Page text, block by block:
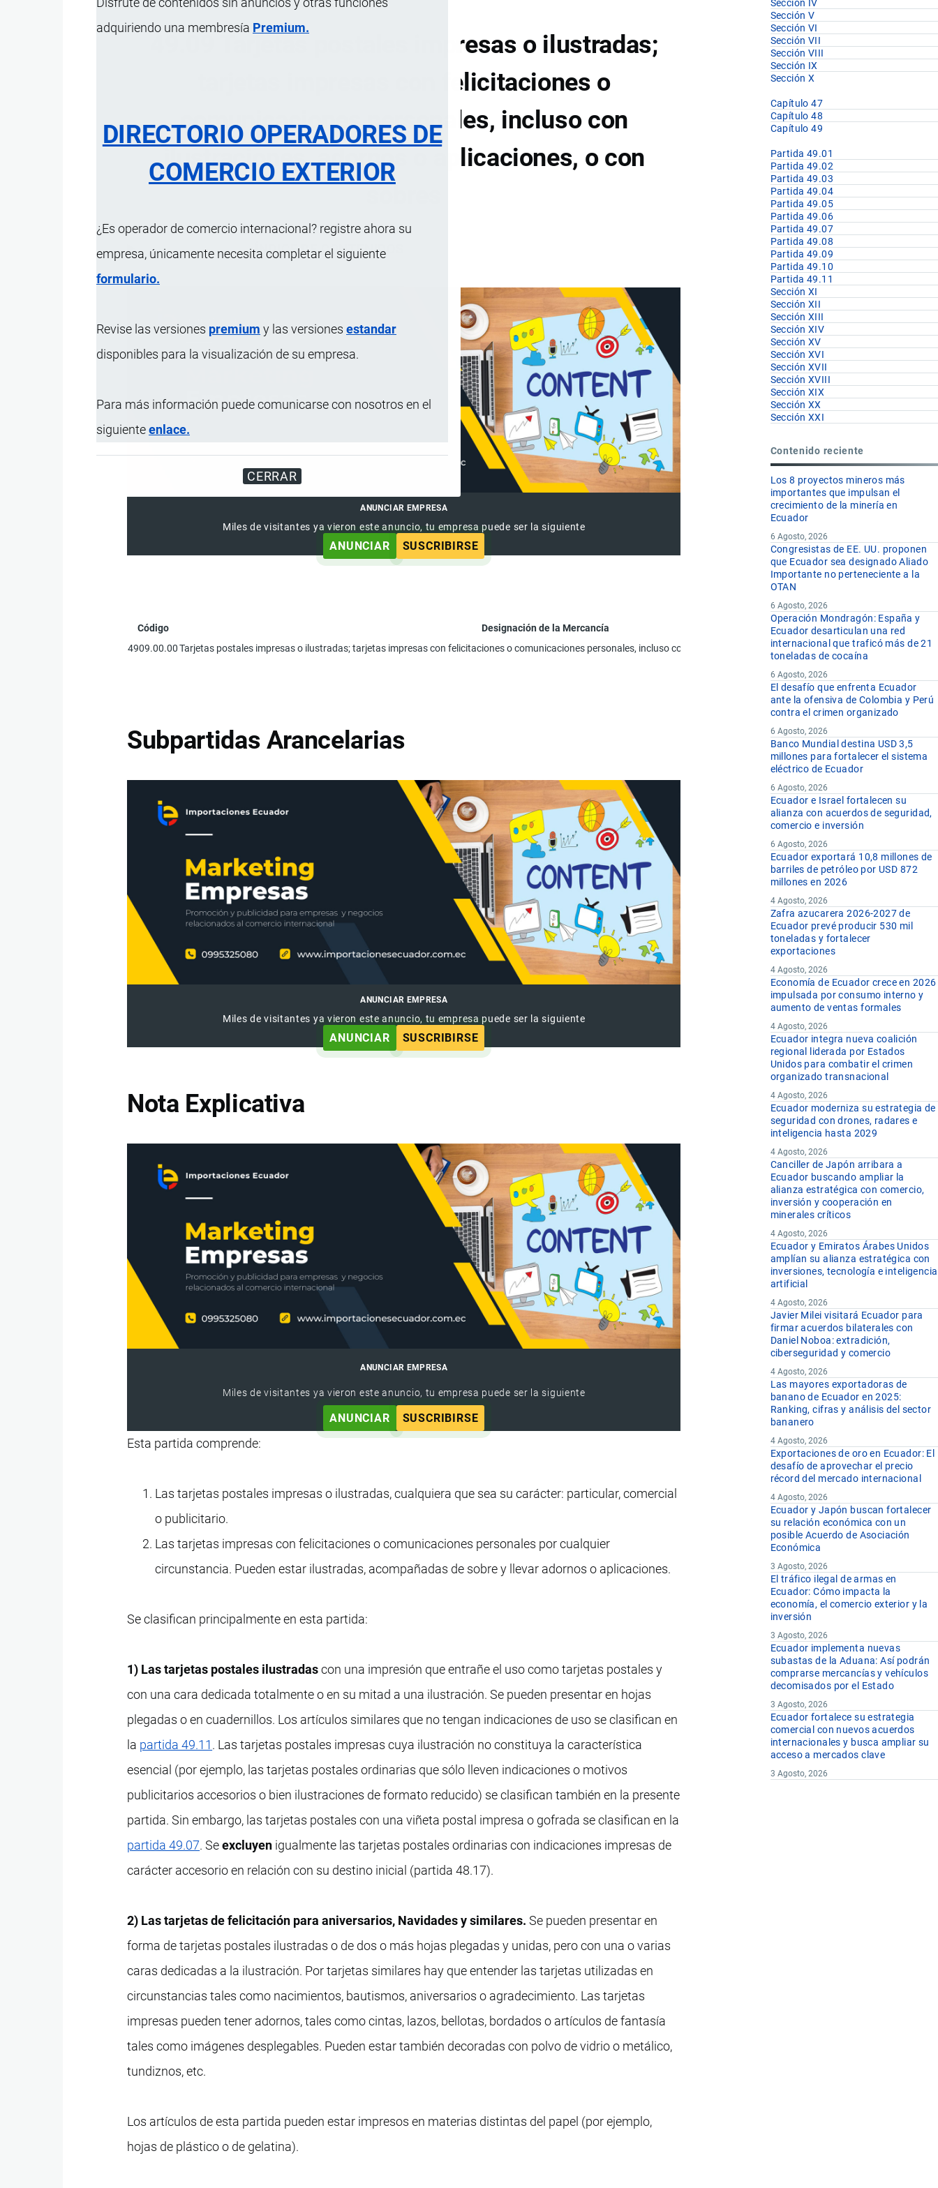
adquiriendo una membresía Premium.
DIRECTORIO OPERADORES DE
COMERCIO EXTERIOR
¿Es operador de comercio internacional? registre ahora su
empresa, únicamente necesita completar el siguiente
formulario.
Revise las versiones premium y las versiones estandar
disponibles para la visualización de su empresa.
Para más información puede comunicarse con nosotros en el
siguienteenlace.
CERRAR
49.09 Tarjetas postales impresas o ilustradas;
tarjetas impresas con felicitaciones o
comunicaciones personales, incluso con
ilustraciones, adornos o aplicaciones, o con
ÍNDICE DE CONTENIDOS
ANUNCIAR EMPRESA
Miles de visitantes ya vieron este anuncio, tu empresa puede ser la siguiente
ANUNCIAR SUSCRIBIRSE
Código Designación de la Mercancía
4909.00.00Tarjetas postales impresas o ilustradas; tarjetas impresas con felicitaciones o comunicaciones personales, incluso con ilustraciones, adornos o aplicaciones, o con sobres. u
Subpartidas Arancelarias
ANUNCIAR EMPRESA
Miles de visitantes ya vieron este anuncio, tu empresa puede ser la siguiente
ANUNCIAR SUSCRIBIRSE
Nota Explicativa
ANUNCIAR EMPRESA
Miles de visitantes ya vieron este anuncio, tu empresa puede ser la siguiente
ANUNCIAR SUSCRIBIRSE
Esta partida comprende:
Las tarjetas postales impresas o ilustradas, cualquiera que sea su carácter: particular, comercial
o publicitario.
Las tarjetas impresas con felicitaciones o comunicaciones personales por cualquier
circunstancia. Pueden estar ilustradas, acompañadas de sobre y llevar adornos o aplicaciones.
Se clasifican principalmente en esta partida:
1) Las tarjetas postales ilustradascon una impresión que entrañe el uso como tarjetas postales y
con una cara dedicada totalmente o en su mitad a una ilustración. Se pueden presentar en hojas
plegadas o en cuadernillos. Los artículos similares que no tengan indicaciones de uso se clasifican en
la partida 49.11. Las tarjetas postales impresas cuya ilustración no constituya la característica
esencial (por ejemplo, las tarjetas postales ordinarias que sólo lleven indicaciones o motivos
publicitarios accesorios o bien ilustraciones de formato reducido) se clasifican también en la presente
partida. Sin embargo, las tarjetas postales con una viñeta postal impresa o gofrada se clasifican en la
partida 49.07. Seexcluyen igualmente las tarjetas postales ordinarias con indicaciones impresas de
carácter accesorio en relación con su destino inicial (partida 48.17).
2) Las tarjetas de felicitación para aniversarios, Navidades y similares. Se pueden presentar en
forma de tarjetas postales ilustradas o de dos o más hojas plegadas y unidas, pero con una o varias
caras dedicadas a la ilustración. Por tarjetas similares hay que entender las tarjetas utilizadas en
circunstancias tales como nacimientos, bautismos, aniversarios o agradecimiento. Las tarjetas
impresas pueden tener adornos, tales como cintas, lazos, bellotas, bordados o artículos de fantasía
tales como imágenes desplegables. Pueden estar también decoradas con polvo de vidrio o metálico,
tundiznos, etc.
Los artículos de esta partida pueden estar impresos en materias distintas del papel (por ejemplo,
hojas de plástico o de gelatina).
Sección IV
Sección V
Sección VI
Sección VII
Sección VIII
Sección IX
Sección X
Capítulo 47
Capítulo 48
Capítulo 49
Partida 49.01
Partida 49.02
Partida 49.03
Partida 49.04
Partida 49.05
Partida 49.06
Partida 49.07
Partida 49.08
Partida 49.09
Partida 49.10
Partida 49.11
Sección XI
Sección XII
Sección XIII
Sección XIV
Sección XV
Sección XVI
Sección XVII
Sección XVIII
Sección XIX
Sección XX
Sección XXI
Contenido reciente
Los 8 proyectos mineros más
importantes que impulsan el
crecimiento de la minería en
Ecuador
6 Agosto, 2026
Congresistas de EE. UU. proponen
que Ecuador sea designado Aliado
Importante no perteneciente a la
OTAN
6 Agosto, 2026
Operación Mondragón: España y
Ecuador desarticulan una red
internacional que traficó más de 21
toneladas de cocaína
6 Agosto, 2026
El desafío que enfrenta Ecuador
ante la ofensiva de Colombia y Perú
contra el crimen organizado
6 Agosto, 2026
Banco Mundial destina USD 3,5
millones para fortalecer el sistema
eléctrico de Ecuador
6 Agosto, 2026
Ecuador e Israel fortalecen su
alianza con acuerdos de seguridad,
comercio e inversión
6 Agosto, 2026
Ecuador exportará 10,8 millones de
barriles de petróleo por USD 872
millones en 2026
4 Agosto, 2026
Zafra azucarera 2026-2027 de
Ecuador prevé producir 530 mil
toneladas y fortalecer
exportaciones
4 Agosto, 2026
Economía de Ecuador crece en 2026
impulsada por consumo interno y
aumento de ventas formales
4 Agosto, 2026
Ecuador integra nueva coalición
regional liderada por Estados
Unidos para combatir el crimen
organizado transnacional
4 Agosto, 2026
Ecuador moderniza su estrategia de
seguridad con drones, radares e
inteligencia hasta 2029
4 Agosto, 2026
Canciller de Japón arribara a
Ecuador buscando ampliar la
alianza estratégica con comercio,
inversión y cooperación en
minerales críticos
4 Agosto, 2026
Ecuador y Emiratos Árabes Unidos
amplían su alianza estratégica con
inversiones, tecnología e inteligencia
artificial
4 Agosto, 2026
Javier Milei visitará Ecuador para
firmar acuerdos bilaterales con
Daniel Noboa: extradición,
ciberseguridad y comercio
4 Agosto, 2026
Las mayores exportadoras de
banano de Ecuador en 2025:
Ranking, cifras y análisis del sector
bananero
4 Agosto, 2026
Exportaciones de oro en Ecuador: El
desafío de aprovechar el precio
récord del mercado internacional
4 Agosto, 2026
Ecuador y Japón buscan fortalecer
su relación económica con un
posible Acuerdo de Asociación
Económica
3 Agosto, 2026
El tráfico ilegal de armas en
Ecuador: Cómo impacta la
economía, el comercio exterior y la
inversión
3 Agosto, 2026
Ecuador implementa nuevas
subastas de la Aduana: Así podrán
comprarse mercancías y vehículos
decomisados por el Estado
3 Agosto, 2026
Ecuador fortalece su estrategia
comercial con nuevos acuerdos
internacionales y busca ampliar su
acceso a mercados clave
3 Agosto, 2026